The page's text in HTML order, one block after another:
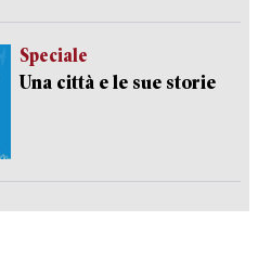
Speciale
Una città e le sue storie